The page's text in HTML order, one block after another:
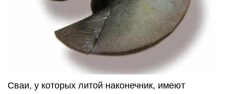
Сваи, у которых литой наконечник, имеют